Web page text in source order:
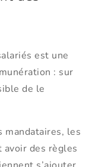
est une
: sur
de le
mandataires, les
des règles